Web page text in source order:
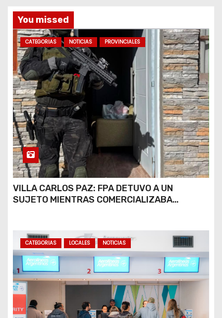
s
You missed
CATEGORIAS NOTICIAS PROVINCIALES
VILLA CARLOS PAZ: FPA DETUVO A UN
SUJETO MIENTRAS COMERCIALIZABA
CATEGORIAS LOCALES NOTICIAS